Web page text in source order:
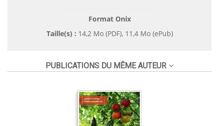
Format Onix
Taille(s) : 14,2 Mo (PDF), 11,4 Mo (ePub)
PUBLICATIONS DU MÊME AUTEUR